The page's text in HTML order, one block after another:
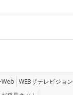
Web WEBザテレビジョン